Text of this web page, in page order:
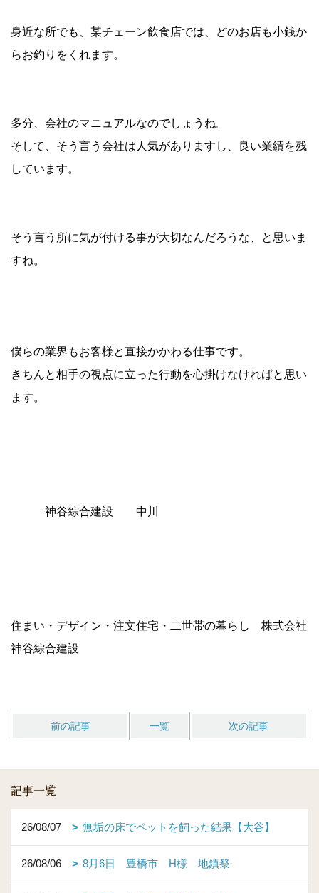
身近な所でも、某チェーン飲食店では、どのお店も小銭か
らお釣りをくれます。
多分、会社のマニュアルなのでしょうね。
そして、そう言う会社は人気がありますし、良い業績を残
しています。
そう言う所に気が付ける事が大切なんだろうな、と思いま
すね。
僕らの業界もお客様と直接かかわる仕事です。
きちんと相手の視点に立った行動を心掛けなければと思い
ます。
神谷綜合建設 中川
住まい・デザイン・注文住宅・二世帯の暮らし 株式会社
神谷綜合建設
前の記事 一覧 次の記事
記事一覧
26/08/07 無垢の床でペットを飼った結果【大谷】
26/08/06 8月6日 豊橋市 H様 地鎮祭